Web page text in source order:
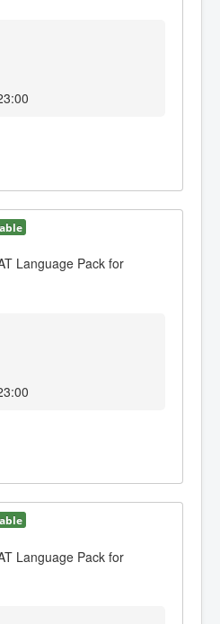
Language Pack for
Language Pack for